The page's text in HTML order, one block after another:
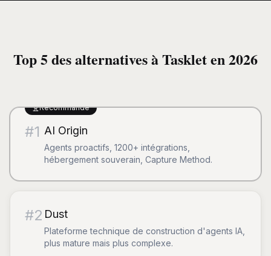
Top 5 des alternatives à Tasklet en 2026
Recommandé
#1 AI Origin
Agents proactifs, 1200+ intégrations,
hébergement souverain, Capture Method.
#2 Dust
Plateforme technique de construction d'agents IA,
plus mature mais plus complexe.